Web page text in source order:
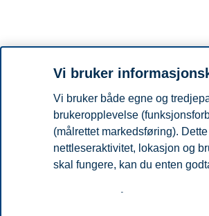
Vi bruker
Vi bruker både egne og
brukeropplevelse
(målrettet markedsføring).
nettleseraktivitet, lokasjon og
skal fungere, kan du enten